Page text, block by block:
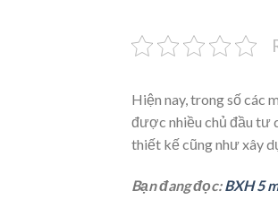
Hiện nay, trong số các
được nhiều chủ đầu tư
thiết kế cũng như xây
Bạn đang đọc:BXH 5